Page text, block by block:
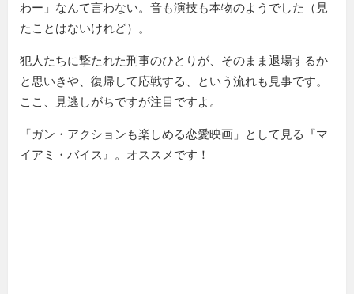
わー」なんて言わない。音も演技も本物のようでした（見
たことはないけれど）。
犯人たちに撃たれた刑事のひとりが、そのまま退場するか
と思いきや、復帰して応戦する、という流れも見事です。
ここ、見逃しがちですが注目ですよ。
「ガン・アクションも楽しめる恋愛映画」として見る『マ
イアミ・バイス』。オススメです！